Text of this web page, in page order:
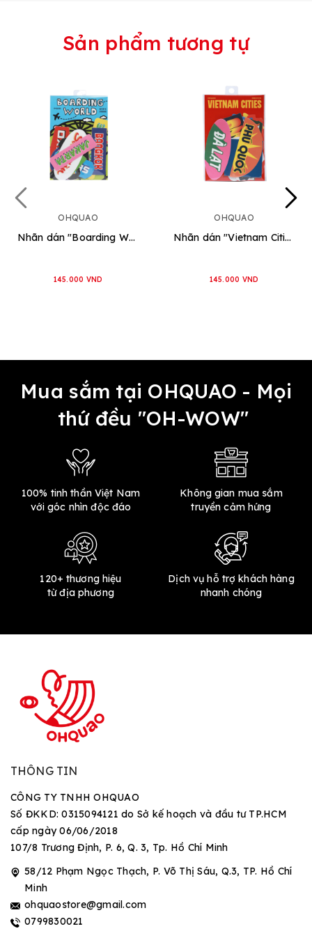
Sản phẩm tương tự
OHQUAO
Nhãn dán "Boarding World"
145.000 VND
OHQUAO
Nhãn dán "Vietnam Cities"
145.000 VND
Mua sắm tại OHQUAO - Mọi
thứ đều "OH-WOW"
100% tinh thần Việt Nam
với góc nhìn độc đáo
Không gian mua sắm
truyền cảm hứng
120+ thương hiệu
từ địa phương
Dịch vụ hỗ trợ khách hàng
nhanh chóng
THÔNG TIN
CÔNG TY TNHH OHQUAO
Số ĐKKD: 0315094121 do Sở kế hoạch và đầu tư TP.HCM
cấp ngày 06/06/2018
107/8 Trương Định, P. 6, Q. 3, Tp. Hồ Chí Minh
58/12 Phạm Ngọc Thạch, P. Võ Thị Sáu, Q.3, TP. Hồ Chí
Minh
ohquaostore@gmail.com
0799830021